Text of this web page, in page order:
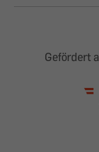
Gefördert